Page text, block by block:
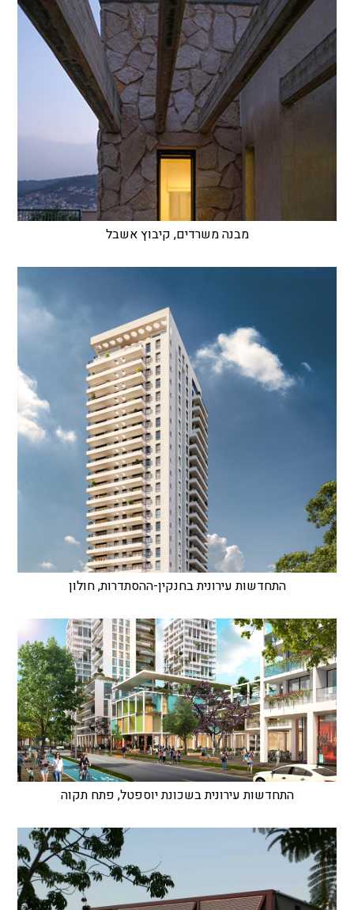
מבנה משרדים, קיבוץ אשבל
התחדשות עירונית בחנקין-ההסתדרות, חולון
התחדשות עירונית בשכונת יוספטל, פתח תקוה